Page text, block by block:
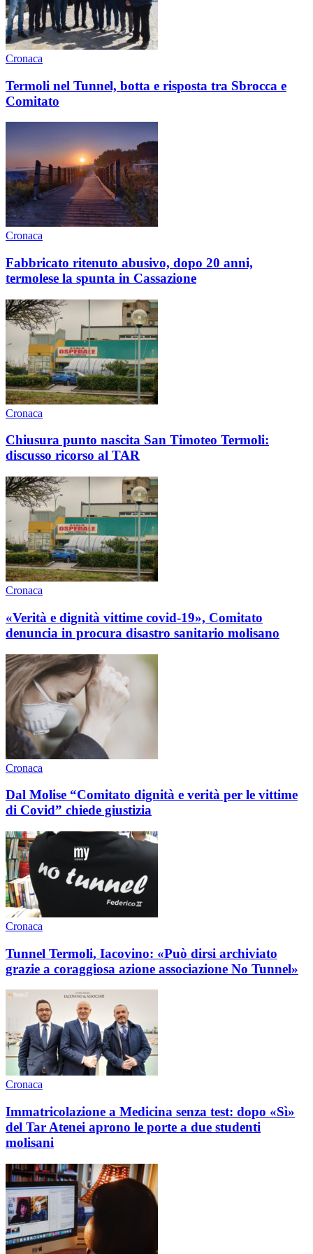
Cronaca
Termoli nel Tunnel, botta e risposta tra Sbrocca e
Comitato
Cronaca
Fabbricato ritenuto abusivo, dopo 20 anni,
termolese la spunta in Cassazione
Cronaca
Chiusura punto nascita San Timoteo Termoli:
discusso ricorso al TAR
Cronaca
«Verità e dignità vittime covid-19», Comitato
denuncia in procura disastro sanitario molisano
Cronaca
Dal Molise “Comitato dignità e verità per le vittime
di Covid” chiede giustizia
Cronaca
Tunnel Termoli, Iacovino: «Può dirsi archiviato
grazie a coraggiosa azione associazione No Tunnel»
Cronaca
Immatricolazione a Medicina senza test: dopo «Sì»
del Tar Atenei aprono le porte a due studenti
molisani